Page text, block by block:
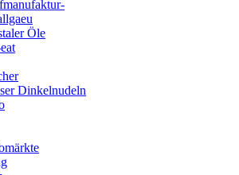
Öle
Dinkelnudeln